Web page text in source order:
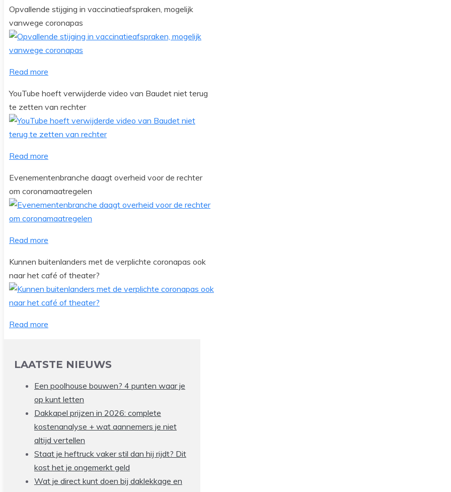
Opvallende stijging in vaccinatieafspraken, mogelijk
vanwege coronapas
Read more
YouTube hoeft verwijderde video van Baudet niet terug
te zetten van rechter
Read more
Evenementenbranche daagt overheid voor de rechter
om coronamaatregelen
Read more
Kunnen buitenlanders met de verplichte coronapas ook
naar het café of theater?
Read more
LAATSTE NIEUWS
Een poolhouse bouwen? 4 punten waar je
op kunt letten
Dakkapel prijzen in 2026: complete
kostenanalyse + wat aannemers je niet
altijd vertellen
Staat je heftruck vaker stil dan hij rijdt? Dit
kost het je ongemerkt geld
Wat je direct kunt doen bij daklekkage en